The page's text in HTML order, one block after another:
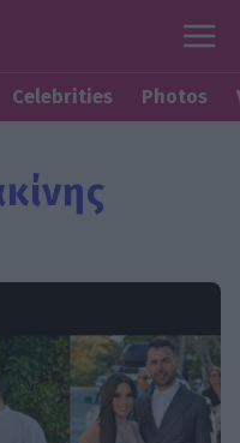
Celebrities Photos